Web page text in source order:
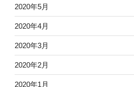
2020年5月
2020年4月
2020年3月
2020年2月
2020年1月